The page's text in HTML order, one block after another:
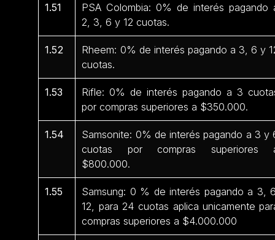
1.51
PSA Colombia: 0% de interés pagando
2, 3, 6 y 12 cuotas.
1.52
Rheem: 0% de interés pagando a 3, 6 y
cuotas.
1.53
Rifle: 0% de interés pagando a 3
por compras superiores a $350.000.
1.54
Samsonite: 0% de interés pagando a 3 y
cuotas por compras superiores
$800.000.
1.55
Samsung: 0 % de interés pagando a 3,
12, para 24 cuotas aplica unicamente
compras superiores a $4.000.000